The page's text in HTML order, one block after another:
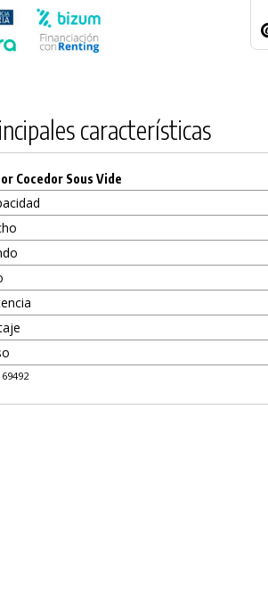
características
Cocedor Sous Vide